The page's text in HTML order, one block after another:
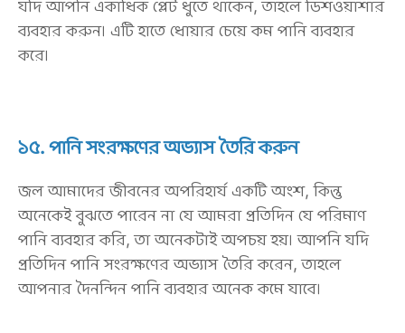
যদি আপনি একাধিক প্লেট ধুতে থাকেন, তাহলে ডিশওয়াশার
ব্যবহার করুন। এটি হাতে ধোয়ার চেয়ে কম পানি ব্যবহার
করে।
১৫. পানি সংরক্ষণের অভ্যাস তৈরি করুন
জল আমাদের জীবনের অপরিহার্য একটি অংশ, কিন্তু
অনেকেই বুঝতে পারেন না যে আমরা প্রতিদিন যে পরিমাণ
পানি ব্যবহার করি, তা অনেকটাই অপচয় হয়। আপনি যদি
প্রতিদিন পানি সংরক্ষণের অভ্যাস তৈরি করেন, তাহলে
আপনার দৈনন্দিন পানি ব্যবহার অনেক কমে যাবে।